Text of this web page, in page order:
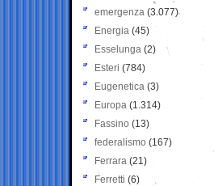
emergenza (3.077)
Energia (45)
Esselunga (2)
Esteri (784)
Eugenetica (3)
Europa (1.314)
Fassino (13)
federalismo (167)
Ferrara (21)
Ferretti (6)